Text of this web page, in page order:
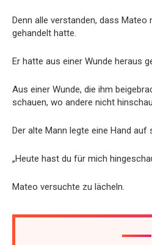
Denn alle verstanden, dass
gehandelt hatte.
Er hatte aus einer Wunde heraus
Aus einer Wunde, die ihm
schauen, wo andere nicht
Der alte Mann legte eine Hand auf
„Heute hast du für mich
Mateo versuchte zu lächeln.